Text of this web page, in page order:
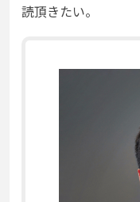
読頂きたい。